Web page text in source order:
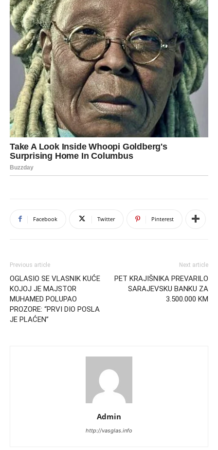
Facebook Twitter Pinterest
Previous article
OGLASIO SE VLASNIK KUĆE
KOJOJ JE MAJSTOR
MUHAMED POLUPAO
PROZORE: “PRVI DIO POSLA
JE PLAĆEN”
Next article
PET KRAJIŠNIKA PREVARILO
SARAJEVSKU BANKU ZA
3.500.000 KM
Admin
http://vasglas.info